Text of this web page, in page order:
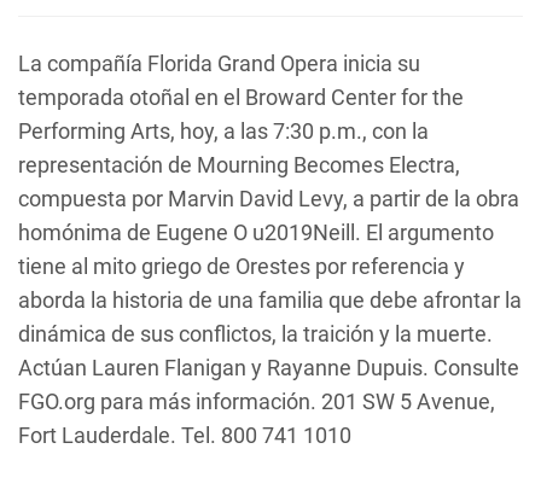
La compañía Florida Grand Opera inicia su
temporada otoñal en el Broward Center for the
Performing Arts, hoy, a las 7:30 p.m., con la
representación de Mourning Becomes Electra,
compuesta por Marvin David Levy, a partir de la obra
homónima de Eugene O u2019Neill. El argumento
tiene al mito griego de Orestes por referencia y
aborda la historia de una familia que debe afrontar la
dinámica de sus conflictos, la traición y la muerte.
Actúan Lauren Flanigan y Rayanne Dupuis. Consulte
FGO.org para más información. 201 SW 5 Avenue,
Fort Lauderdale. Tel. 800 741 1010